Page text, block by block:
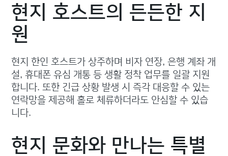
현지 호스트의 든든한 지
원
현지 한인 호스트가 상주하며 비자 연장, 은행 계좌 개
설, 휴대폰 유심 개통 등 생활 정착 업무를 일괄 지원
합니다. 또한 긴급 상황 발생 시 즉각 대응할 수 있는
연락망을 제공해 홀로 체류하더라도 안심할 수 있습
니다.
현지 문화와 만나는 특별